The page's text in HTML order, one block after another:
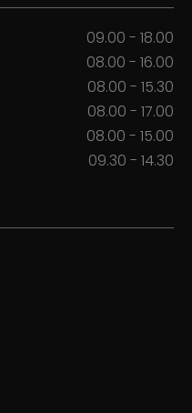
09.00 - 18.00
08.00 - 16.00
08.00 - 15.30
08.00 - 17.00
08.00 - 15.00
09.30 - 14.30